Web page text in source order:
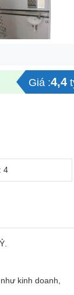
Giá :4,4
4
kinh doanh,